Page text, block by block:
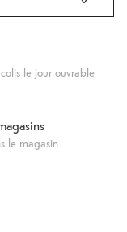
le jour ouvrable
le magasin.